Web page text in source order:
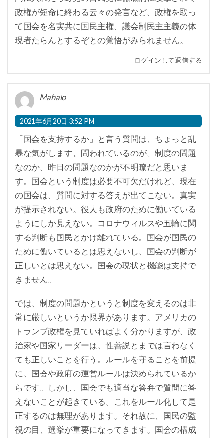
政権が短命に終わる云々の発言など、政権を取っ
て国会を名実共に国民主権、議会制民主主義の体
現者たらんとするぞとの覚悟がみられません。
ログインして返信する
Mahalo
2021年6月20日 3:52 PM
「国会を支持するか」と言う質問は、ちょっと乱
暴な気がします。問われているのが、制度の問題
なのか、昨日の問題なのかが不明瞭だと思いま
す。国会という制度は必要不可欠だけれど、現在
の国会は、質問に対する答えが出てこない。真実
が提示されない。役人も政府のために働いている
ようにしか見えない。コロナウィルスや五輪に関
する判断も国民とかけ離れている。国会が国民の
ために働いているとは思えないし、国会の判断が
正しいとは思えない。国会の現状と機能は支持で
きません。
では、制度の問題かというと制度を変えるのは非
常に厳しいというか限界があります。アメリカの
トランプ政権を見ていればよく分かりますが、政
治家や国家リーダーは、性善説とまでは言わなく
ても正しいことを行う。ルールを守ることを前提
に、国会や政府の運営ルールは決められているか
らです。しかし、国会でも適当な答弁で質問に答
えないことが起きている。これをルール化して是
正するのは無理があります。それ故に、国民の監
視の目、選挙が重要になってきます。国会の構成